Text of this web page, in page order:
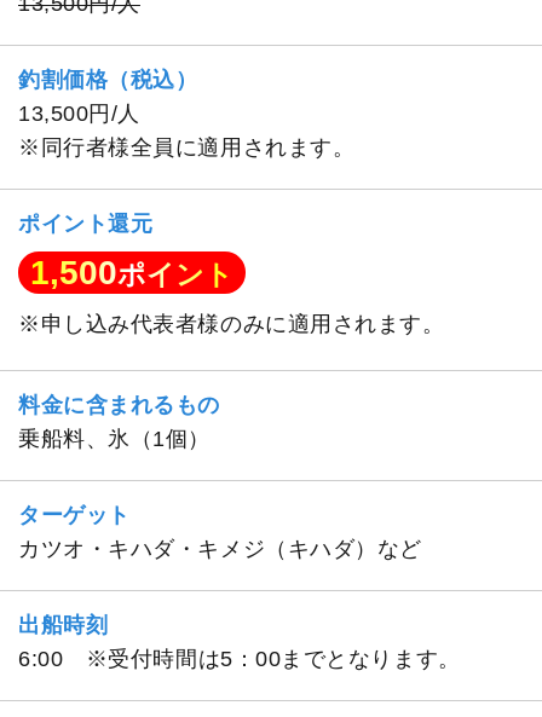
釣割価格（税込）
13,500円/人
※同行者様全員に適用されます。
ポイント還元
1,500ポイント
※申し込み代表者様のみに適用されます。
料金に含まれるもの
乗船料、氷（1個）
ターゲット
カツオ・キハダ・キメジ（キハダ）など
出船時刻
6:00 ※受付時間は5：00までとなります。